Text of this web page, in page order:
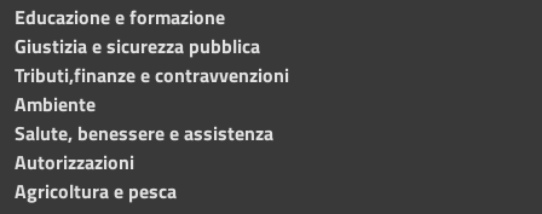
Educazione e formazione
Giustizia e sicurezza pubblica
Tributi,finanze e contravvenzioni
Ambiente
Salute, benessere e assistenza
Autorizzazioni
Agricoltura e pesca